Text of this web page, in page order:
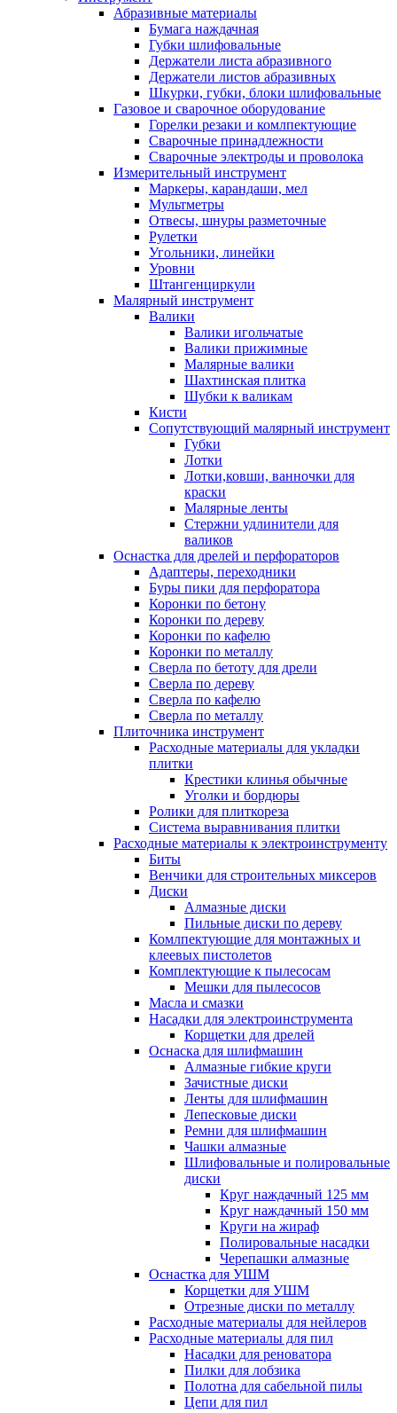
Абразивные материалы
Бумага наждачная
Губки шлифовальные
Держатели листа абразивного
Держатели листов абразивных
Шкурки, губки, блоки шлифовальные
Газовое и сварочное оборудование
Горелки резаки и комлпектующие
Сварочные принадлежности
Сварочные электроды и проволока
Измерительный инструмент
Маркеры, карандаши, мел
Мультметры
Отвесы, шнуры разметочные
Рулетки
Угольники, линейки
Уровни
Штангенциркули
Малярный инструмент
Валики
Валики игольчатые
Валики прижимные
Малярные валики
Шахтинская плитка
Шубки к валикам
Кисти
Сопутствующий малярный инструмент
Губки
Лотки
Лотки,ковши, ванночки для
краски
Малярные ленты
Стержни удлинители для
валиков
Оснастка для дрелей и перфораторов
Адаптеры, переходники
Буры пики для перфоратора
Коронки по бетону
Коронки по дереву
Коронки по кафелю
Коронки по металлу
Сверла по бетоту для дрели
Сверла по дереву
Сверла по кафелю
Сверла по металлу
Плиточника инструмент
Расходные материалы для укладки
плитки
Крестики клинья обычные
Уголки и бордюры
Ролики для плиткореза
Система выравнивания плитки
Расходные материалы к электроинструменту
Биты
Венчики для строительных миксеров
Диски
Алмазные диски
Пильные диски по дереву
Комлпектующие для монтажных и
клеевых пистолетов
Комплектующие к пылесосам
Мешки для пылесосов
Масла и смазки
Насадки для электроинструмента
Корщетки для дрелей
Оснаска для шлифмашин
Алмазные гибкие круги
Зачистные диски
Ленты для шлифмашин
Лепесковые диски
Ремни для шлифмашин
Чашки алмазные
Шлифовальные и полировальные
диски
Круг наждачный 125 мм
Круг наждачный 150 мм
Круги на жираф
Полировальные насадки
Черепашки алмазные
Оснастка для УШМ
Корщетки для УШМ
Отрезные диски по металлу
Расходные материалы для нейлеров
Расходные материалы для пил
Насадки для реноватора
Пилки для лобзика
Полотна для сабельной пилы
Цепи для пил